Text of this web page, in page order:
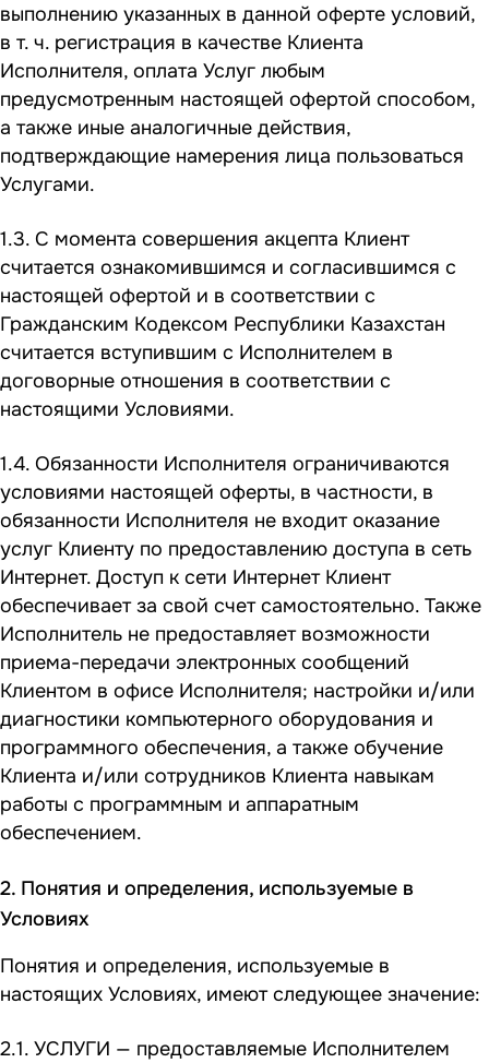
выполнению указанных в данной оферте условий,
в т. ч. регистрация в качестве Клиента
Исполнителя, оплата Услуг любым
предусмотренным настоящей офертой способом,
а также иные аналогичные действия,
подтверждающие намерения лица пользоваться
Услугами.
1.3. С момента совершения акцепта Клиент
считается ознакомившимся и согласившимся с
настоящей офертой и в соответствии с
Гражданским Кодексом Республики Казахстан
считается вступившим с Исполнителем в
договорные отношения в соответствии с
настоящими Условиями.
1.4. Обязанности Исполнителя ограничиваются
условиями настоящей оферты, в частности, в
обязанности Исполнителя не входит оказание
услуг Клиенту по предоставлению доступа в сеть
Интернет. Доступ к сети Интернет Клиент
обеспечивает за свой счет самостоятельно. Также
Исполнитель не предоставляет возможности
приема-передачи электронных сообщений
Клиентом в офисе Исполнителя; настройки и/или
диагностики компьютерного оборудования и
программного обеспечения, а также обучение
Клиента и/или сотрудников Клиента навыкам
работы с программным и аппаратным
обеспечением.
2. Понятия и определения, используемые в
Условиях
Понятия и определения, используемые в
настоящих Условиях, имеют следующее значение:
2.1. УСЛУГИ — предоставляемые Исполнителем